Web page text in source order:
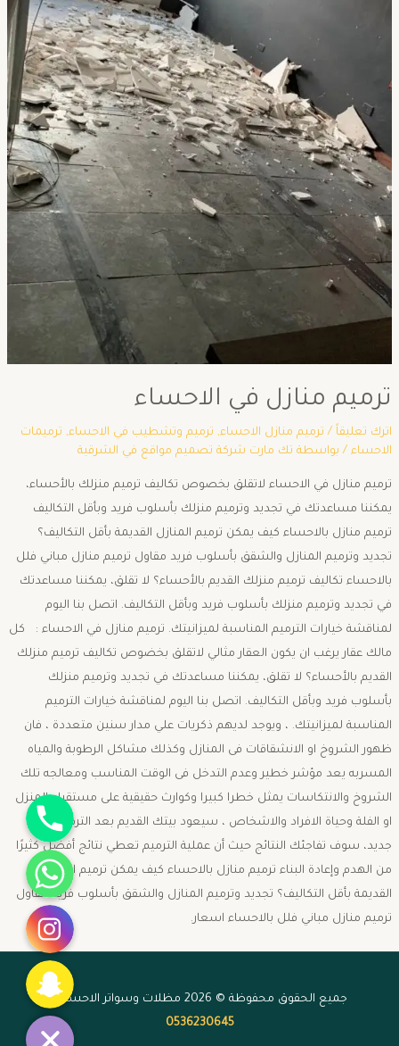
ترميم منازل في الاحساء
اترك تعليقاً / ترميم منازل الاحساء, ترميم وتشطيب في الاحساء, ترميمات
الاحساء/ بواسطة تك مارت شركة تصميم مواقع في الشرقية
ترميم منازل في الاحساء لاتقلق بخصوص تكاليف ترميم منزلك بالأحساء،
يمكننا مساعدتك في تجديد وترميم منزلك بأسلوب فريد وبأقل التكاليف
ترميم منازل بالاحساء كيف يمكن ترميم المنازل القديمة بأقل التكاليف؟
تجديد وترميم المنازل والشقق بأسلوب فريد مقاول ترميم منازل مباني فلل
بالاحساء تكاليف ترميم منزلك القديم بالأحساء؟ لا تقلق، يمكننا مساعدتك
في تجديد وترميم منزلك بأسلوب فريد وبأقل التكاليف. اتصل بنا اليوم
لمناقشة خيارات الترميم المناسبة لميزانيتك. ترميم منازل في الاحساء : كل
مالك عقار يرغب ان يكون العقار مثالي لاتقلق بخضوص تكاليف ترميم منزلك
القديم بالأحساء؟ لا تقلق، يمكننا مساعدتك في تجديد وترميم منزلك
بأسلوب فريد وبأقل التكاليف. اتصل بنا اليوم لمناقشة خيارات الترميم
المناسبة لميزانيتك. ، ويوجد لديهم ذكريات علي مدار سنين متعددة ، فان
ظهور الشروخ او الانشقاقات فى المنازل وكذلك مشاكل الرطوبة والمياه
المسربه يعد مؤشر خطير وعدم التدخل فى الوقت المناسب ومعالجه تلك
الشروخ والانتكاسات يمثل خطرا كبيرا وكوارث حقيقية على مستقبل المنزل
او الفلة وحياة الافراد والاشخاص ، سيعود بيتك القديم بعد الترميم وكأنه
جديد، سوف تفاجئك النتائج حيث أن عملية الترميم تعطي نتائج أفضل كثيرًا
من الهدم وإعادة البناء ترميم منازل بالاحساء كيف يمكن ترميم المنازل
القديمة بأقل التكاليف؟ تجديد وترميم المنازل والشقق بأسلوب فريد مقاول
ترميم منازل مباني فلل بالاحساء اسعار.
جميع الحقوق محفوظة © 2026 مظلات وسواتر الاحساء -
0536230645
جوال
واتساب
انستقرام
سناب شات